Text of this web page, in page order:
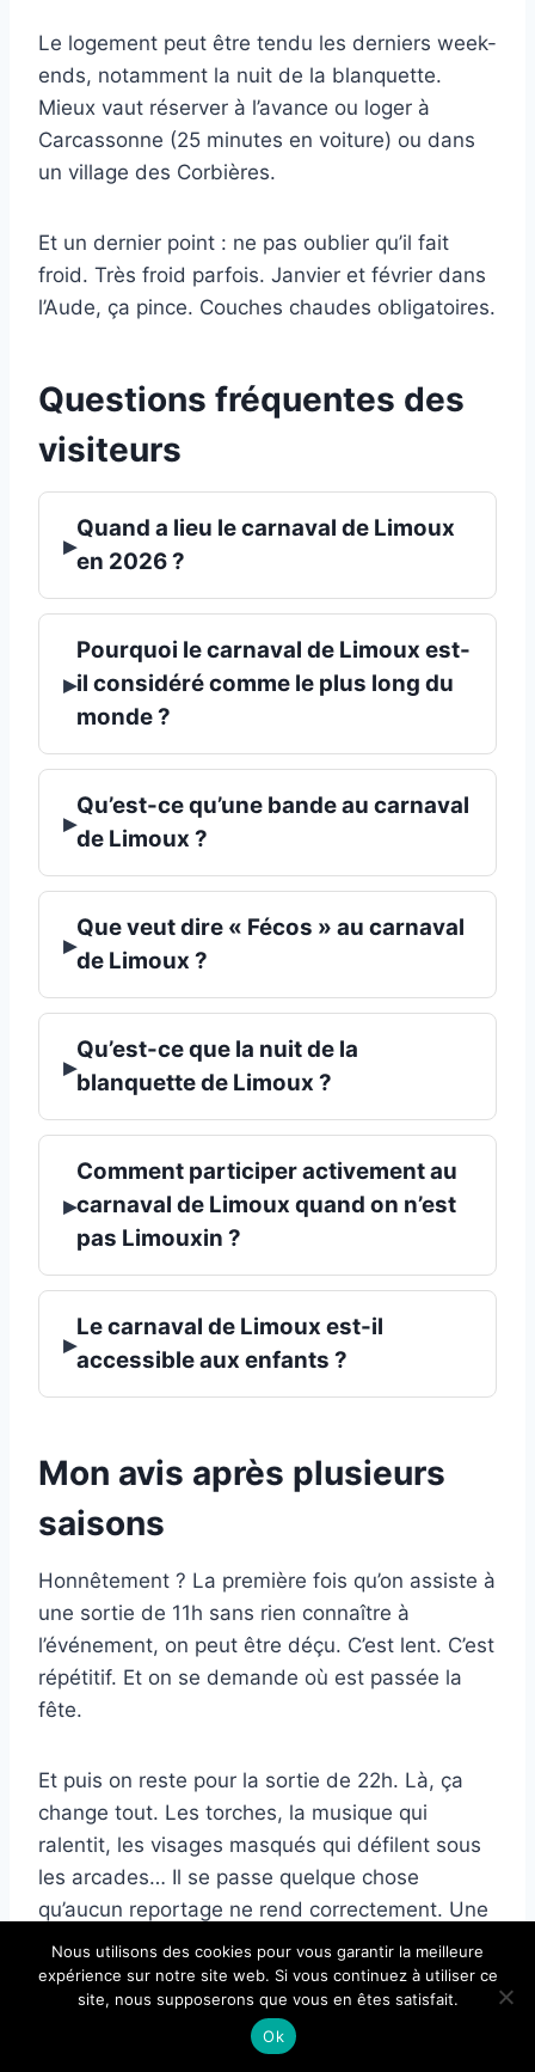
Le logement peut être tendu les derniers week-
ends, notamment la nuit de la blanquette.
Mieux vaut réserver à l’avance ou loger à
Carcassonne (25 minutes en voiture) ou dans
un village des Corbières.
Et un dernier point : ne pas oublier qu’il fait
froid. Très froid parfois. Janvier et février dans
l’Aude, ça pince. Couches chaudes obligatoires.
Questions fréquentes des
visiteurs
▸
Quand a lieu le carnaval de Limoux
en 2026 ?
▸
Pourquoi le carnaval de Limoux est-
il considéré comme le plus long du
monde ?
▸
Qu’est-ce qu’une bande au carnaval
de Limoux ?
▸
Que veut dire « Fécos » au carnaval
de Limoux ?
▸
Qu’est-ce que la nuit de la
blanquette de Limoux ?
▸
Comment participer activement au
carnaval de Limoux quand on n’est
pas Limouxin ?
▸
Le carnaval de Limoux est-il
accessible aux enfants ?
Mon avis après plusieurs
saisons
Honnêtement ? La première fois qu’on assiste à
une sortie de 11h sans rien connaître à
l’événement, on peut être déçu. C’est lent. C’est
répétitif. Et on se demande où est passée la
fête.
Et puis on reste pour la sortie de 22h. Là, ça
change tout. Les torches, la musique qui
ralentit, les visages masqués qui défilent sous
les arcades… Il se passe quelque chose
qu’aucun reportage ne rend correctement. Une
amie originaire de Toulouse m’avait prévenue :
« Tu verras, ça te prend au bout de la troisième
sortie. » Elle avait raison.
Nous utilisons des cookies pour vous garantir la meilleure
expérience sur notre site web. Si vous continuez à utiliser ce
site, nous supposerons que vous en êtes satisfait.
Ok